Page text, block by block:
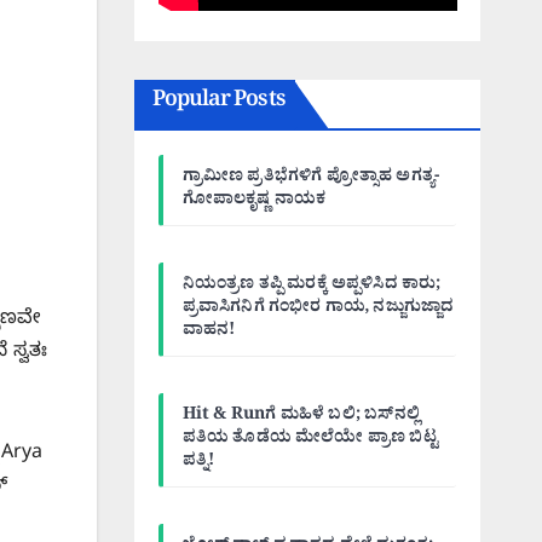
Popular Posts
ಗ್ರಾಮೀಣ ಪ್ರತಿಭೆಗಳಿಗೆ ಪ್ರೋತ್ಸಾಹ ಅಗತ್ಯ-
ಗೋಪಾಲಕೃಷ್ಣ ನಾಯಕ
ನಿಯಂತ್ರಣ ತಪ್ಪಿ ಮರಕ್ಕೆ ಅಪ್ಪಳಿಸಿದ ಕಾರು;
ಪ್ರವಾಸಿಗನಿಗೆ ಗಂಭೀರ ಗಾಯ, ನಜ್ಜುಗುಜ್ಜಾದ
ವಾಹನ!
Hit & Runಗೆ ಮಹಿಳೆ ಬಲಿ; ಬಸ್‌ನಲ್ಲಿ
ಪತಿಯ ತೊಡೆಯ ಮೇಲೆಯೇ ಪ್ರಾಣ ಬಿಟ್ಟ
ಪತ್ನಿ!